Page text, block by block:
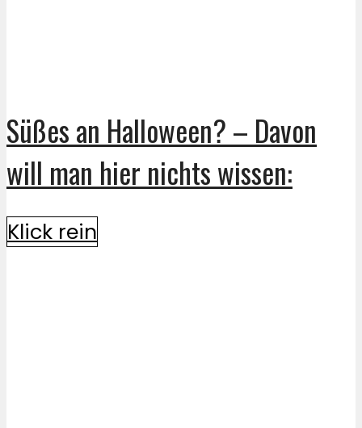
Süßes an Halloween? – Davon
will man hier nichts wissen:
Klick rein